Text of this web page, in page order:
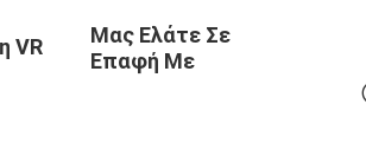
VR
Μας Ελάτε Σε
Επαφή Με